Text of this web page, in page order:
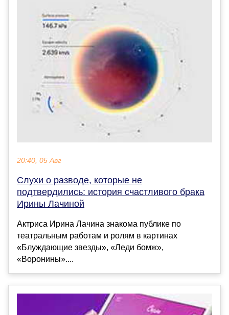
20:40, 05 Авг
Слухи о разводе, которые не
подтвердились: история счастливого брака
Ирины Лачиной
Актриса Ирина Лачина знакома публике по
театральным работам и ролям в картинах
«Блуждающие звезды», «Леди бомж»,
«Воронины»....